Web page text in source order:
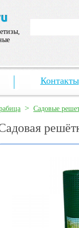
Контакты
> Садовые